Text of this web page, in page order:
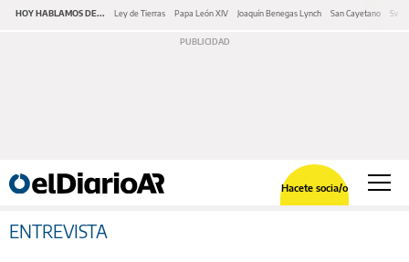
HOY HABLAMOS DE... Ley de Tierras Papa León XIV Joaquín Benegas Lynch San Cayetano
Hacete socia/o
ENTREVISTA